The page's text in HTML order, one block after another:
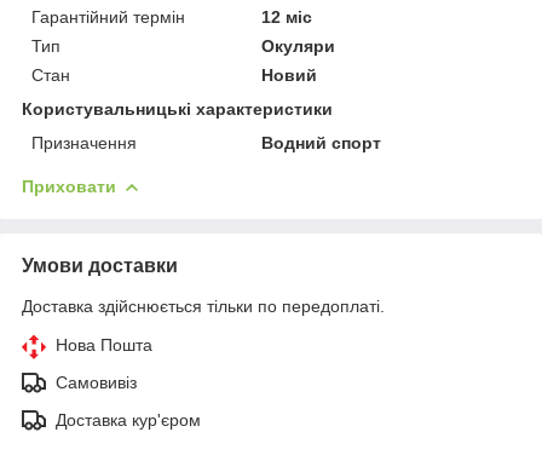
Гарантійний термін
12 міс
Тип
Окуляри
Стан
Новий
Користувальницькі характеристики
Призначення
Водний спорт
Приховати
Умови доставки
Доставка здійснюється тільки по передоплаті.
Нова Пошта
Самовивіз
Доставка кур'єром